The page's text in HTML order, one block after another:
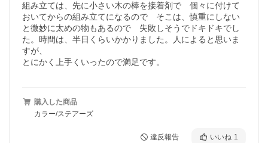
組み立ては、先に小さい木の棒を接着剤で　個々に付けて
おいてからの組み立てになるので　そこは、慎重にしない
と微妙に太めの物もあるので　失敗しそうでドキドキでし
た。時間は、半日くらいかかりました。人によると思いま
すが、
とにかく上手くいったので満足です。
購入した商品
カラー/ステアーズ
違反報告 いいね 1